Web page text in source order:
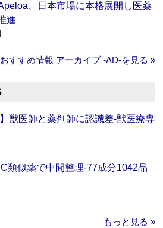
、日本市場に本格展開し医薬
進
おすすめ情報 アーカイブ ‐AD‐を見る »
獣医師と薬剤師に認識差‐獣医療専
類似薬で中間整理‐77成分1042品
もっと見る »